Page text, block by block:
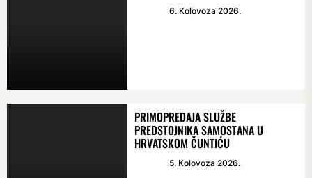
6. Kolovoza 2026.
PRIMOPREDAJA SLUŽBE
PREDSTOJNIKA SAMOSTANA U
HRVATSKOM ČUNTIĆU
5. Kolovoza 2026.